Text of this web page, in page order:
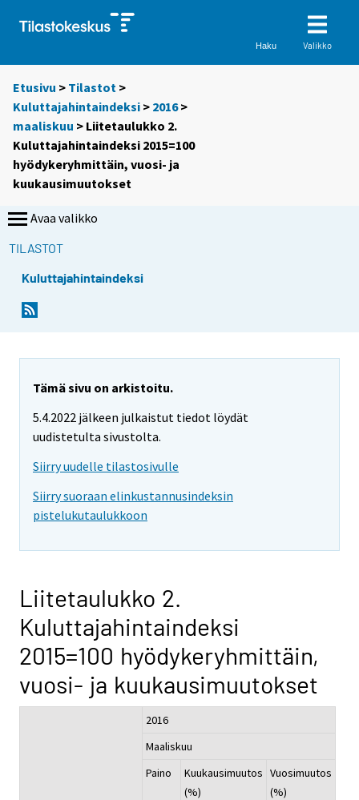
Haku Valikko
Etusivu > Tilastot >
Kuluttajahintaindeksi > 2016>
maaliskuu > Liitetaulukko 2.
Kuluttajahintaindeksi 2015=100
hyödykeryhmittäin, vuosi- ja
kuukausimuutokset
Avaa valikko
TILASTOT
Kuluttajahintaindeksi
Tämä sivu on arkistoitu.
5.4.2022 jälkeen julkaistut tiedot löydät
uudistetulta sivustolta.
Siirry uudelle tilastosivulle
Siirry suoraan elinkustannusindeksin
pistelukutaulukkoon
Liitetaulukko 2.
Kuluttajahintaindeksi
2015=100 hyödykeryhmittäin,
vuosi- ja kuukausimuutokset
2016
Maaliskuu
Paino
Kuukausimuutos
(%)
Vuosimuutos
(%)